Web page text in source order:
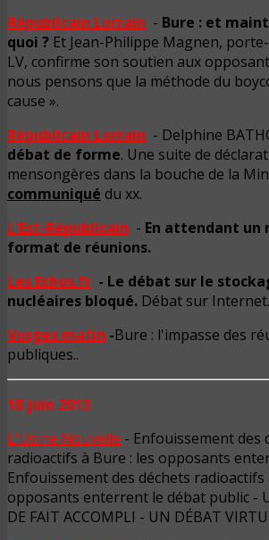
Républicain Lorrain - Bure : et
quoi ? Et Jean-Philippe Magnen,
LV, confirme son soutien aux
nous pensons que la méthode du
cause ».
Républicain Lorrain - Delphine
débat de forme. Une suite de
mensongères dans la bouche de la
communiqué du xx.
L'Est-Républicain - En attendant un
format de réunions.
Les Echos.fr - Le débat sur le
nucléaires bloqué. Débat sur Internet.
Vosges matin -Bure : l'impasse des
publiques..
18 juin 2013
L'Usine Nouvelle - Enfouissement des
radioactifs à Bure : les opposants
Enfouissement des déchets radioactifs
opposants enterrent le débat public -
DE FAIT ACCOMPLI - UN DÉBAT